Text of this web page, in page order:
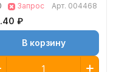
Запрос Арт. 004468
₽
В корзину